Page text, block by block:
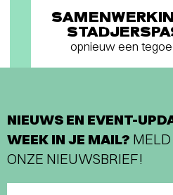
opnieuw een
NIEUWS EN EVENT-
WEEK IN JE MAIL?
ONZE NIEUWSBRIEF!